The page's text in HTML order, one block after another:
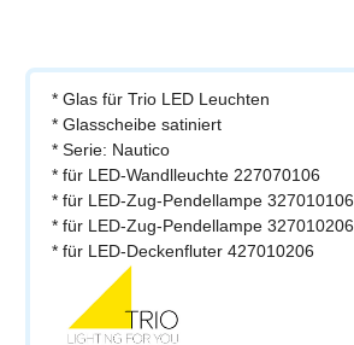
* Glas für Trio LED Leuchten
* Glasscheibe satiniert
* Serie: Nautico
* für LED-Wandlleuchte 227070106
* für LED-Zug-Pendellampe 327010106
* für LED-Zug-Pendellampe 327010206
* für LED-Deckenfluter 427010206